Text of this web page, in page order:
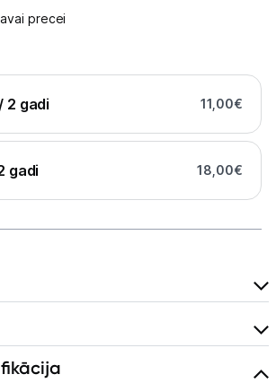
un aksesuāri
un aksesuāri
un bezvadu telefoni
precei
/ 2 gadi 11,00€
gadi 18,00€